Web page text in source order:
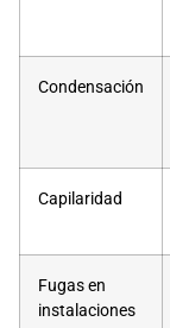
Condensación
Capilaridad
Fugas en
instalaciones